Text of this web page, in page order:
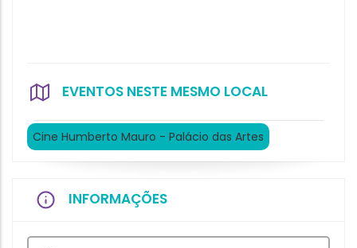
EVENTOS NESTE MESMO LOCAL
Cine Humberto Mauro - Palácio das Artes
INFORMAÇÕES